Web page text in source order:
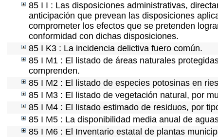
85 I I : Las disposiciones administrativas,
anticipación que prevean las disposiciones
comprometer los efectos que se pretenden
conformidad con dichas disposiciones.
85 I K3 : La incidencia delictiva fuero común.
85 I M1 : El listado de áreas naturales
comprenden.
85 I M2 : El listado de especies potosinas en
85 I M3 : El listado de vegetación natural, por
85 I M4 : El listado estimado de residuos, por
85 I M5 : La disponibilidad media anual de
85 I M6 : El Inventario estatal de plantas